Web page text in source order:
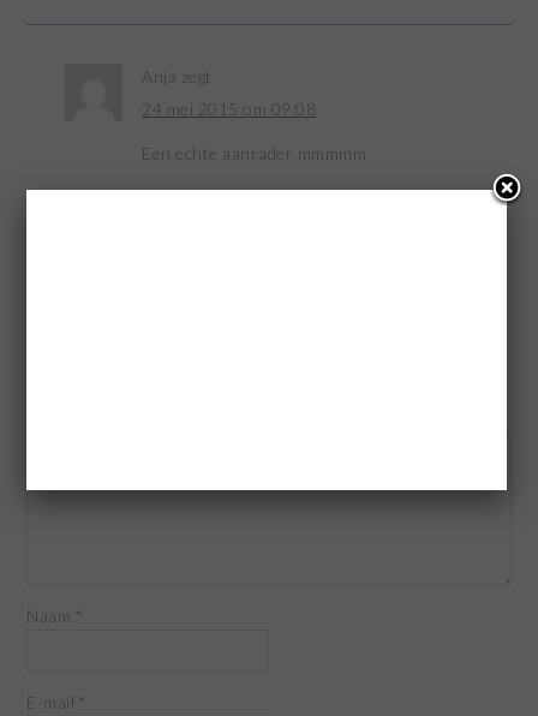
Anja zegt
24 mei 2015 om 09:08
Een echte aanrader mmmmm
Naam *
E-mail *